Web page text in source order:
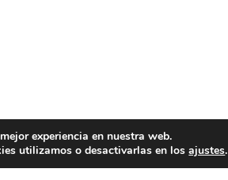
experiencia en nuestra web.
utilizamos o desactivarlas en losajustes.